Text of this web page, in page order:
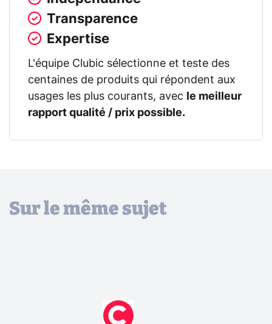
Transparence
Expertise
L'équipe Clubic sélectionne et teste des
centaines de produits qui répondent aux
usages les plus courants, avec
le meilleur
rapport qualité / prix possible.
Sur le même sujet